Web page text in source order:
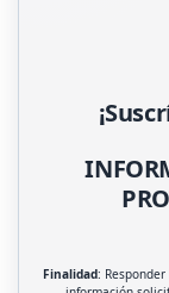
Finalidad: